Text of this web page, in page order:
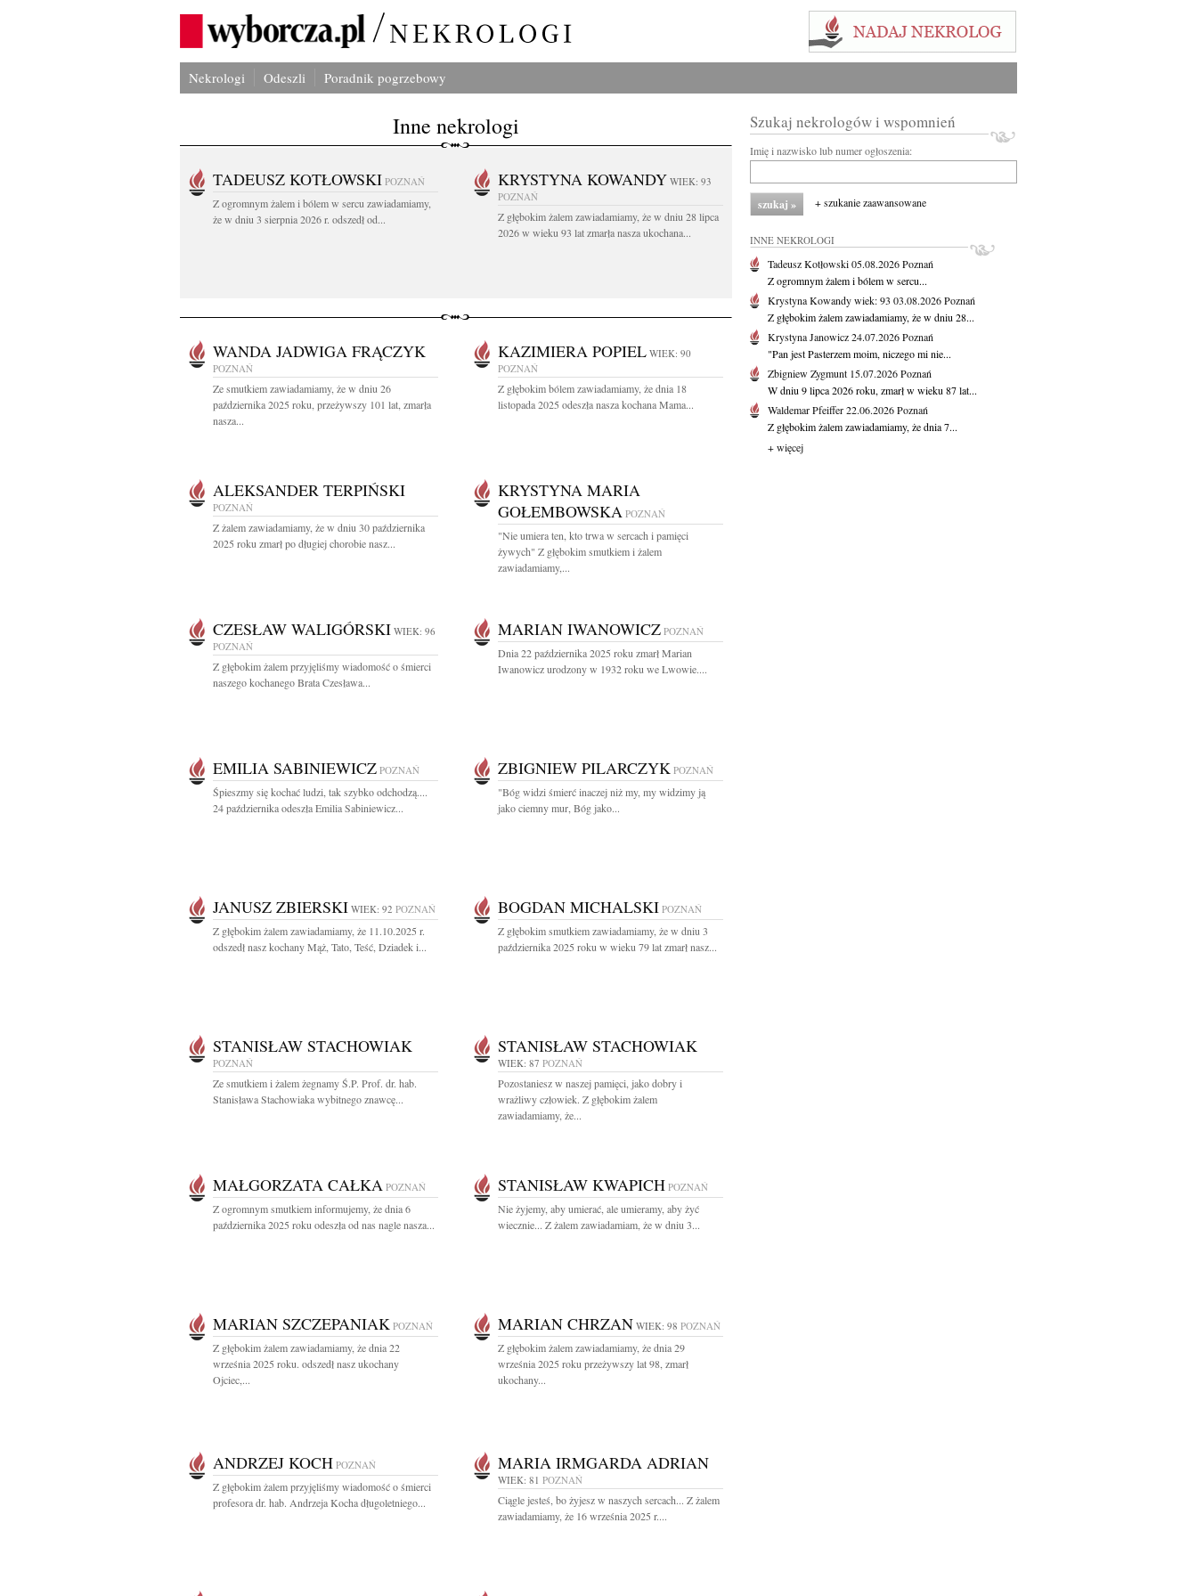
Nekrologi Odeszli Poradnik pogrzebowy
Inne nekrologi
TADEUSZ KOTŁOWSKI POZNAŃ
Z ogromnym żalem i bólem w sercu zawiadamiamy,
że w dniu 3 sierpnia 2026 r. odszedł od...
KRYSTYNA KOWANDY WIEK: 93
POZNAŃ
Z głębokim żalem zawiadamiamy, że w dniu 28 lipca
2026 w wieku 93 lat zmarła nasza ukochana...
WANDA JADWIGA FRĄCZYK
POZNAŃ
Ze smutkiem zawiadamiamy, że w dniu 26
października 2025 roku, przeżywszy 101 lat, zmarła
nasza...
KAZIMIERA POPIEL WIEK: 90
POZNAŃ
Z głębokim bólem zawiadamiamy, że dnia 18
listopada 2025 odeszła nasza kochana Mama...
ALEKSANDER TERPIŃSKI
POZNAŃ
Z żalem zawiadamiamy, że w dniu 30 października
2025 roku zmarł po długiej chorobie nasz...
KRYSTYNA MARIA
GOŁEMBOWSKA POZNAŃ
"Nie umiera ten, kto trwa w sercach i pamięci
żywych" Z głębokim smutkiem i żalem
zawiadamiamy,...
CZESŁAW WALIGÓRSKI WIEK: 96
POZNAŃ
Z głębokim żalem przyjęliśmy wiadomość o śmierci
naszego kochanego Brata Czesława...
MARIAN IWANOWICZ POZNAŃ
Dnia 22 października 2025 roku zmarł Marian
Iwanowicz urodzony w 1932 roku we Lwowie....
EMILIA SABINIEWICZ POZNAŃ
Śpieszmy się kochać ludzi, tak szybko odchodzą....
24 października odeszła Emilia Sabiniewicz...
ZBIGNIEW PILARCZYK POZNAŃ
"Bóg widzi śmierć inaczej niż my, my widzimy ją
jako ciemny mur, Bóg jako...
JANUSZ ZBIERSKI WIEK: 92 POZNAŃ
Z głębokim żalem zawiadamiamy, że 11.10.2025 r.
odszedł nasz kochany Mąż, Tato, Teść, Dziadek i...
BOGDAN MICHALSKI POZNAŃ
Z głębokim smutkiem zawiadamiamy, że w dniu 3
października 2025 roku w wieku 79 lat zmarł nasz...
STANISŁAW STACHOWIAK
POZNAŃ
Ze smutkiem i żalem żegnamy Ś.P. Prof. dr. hab.
Stanisława Stachowiaka wybitnego znawcę...
STANISŁAW STACHOWIAK
WIEK: 87 POZNAŃ
Pozostaniesz w naszej pamięci, jako dobry i
wrażliwy człowiek. Z głębokim żalem
zawiadamiamy, że...
MAŁGORZATA CAŁKA POZNAŃ
Z ogromnym smutkiem informujemy, że dnia 6
października 2025 roku odeszła od nas nagle nasza...
STANISŁAW KWAPICH POZNAŃ
Nie żyjemy, aby umierać, ale umieramy, aby żyć
wiecznie... Z żalem zawiadamiam, że w dniu 3...
MARIAN SZCZEPANIAK POZNAŃ
Z głębokim żalem zawiadamiamy, że dnia 22
września 2025 roku. odszedł nasz ukochany
Ojciec,...
MARIAN CHRZAN WIEK: 98 POZNAŃ
Z głębokim żalem zawiadamiamy, że dnia 29
września 2025 roku przeżywszy lat 98, zmarł
ukochany...
ANDRZEJ KOCH POZNAŃ
Z głębokim żalem przyjęliśmy wiadomość o śmierci
profesora dr. hab. Andrzeja Kocha długoletniego...
MARIA IRMGARDA ADRIAN
WIEK: 81 POZNAŃ
Ciągle jesteś, bo żyjesz w naszych sercach... Z żalem
zawiadamiamy, że 16 września 2025 r....
Szukaj nekrologów i wspomnień
Imię i nazwisko lub numer ogłoszenia:
+ szukanie zaawansowane
INNE NEKROLOGI
Tadeusz Kotłowski05.08.2026Poznań
Z ogromnym żalem i bólem w sercu...
Krystyna Kowandywiek: 93 03.08.2026Poznań
Z głębokim żalem zawiadamiamy, że w dniu 28...
Krystyna Janowicz24.07.2026Poznań
"Pan jest Pasterzem moim, niczego mi nie...
Zbigniew Zygmunt 15.07.2026Poznań
W dniu 9 lipca 2026 roku, zmarł w wieku 87 lat...
Waldemar Pfeiffer22.06.2026Poznań
Z głębokim żalem zawiadamiamy, że dnia 7...
+ więcej